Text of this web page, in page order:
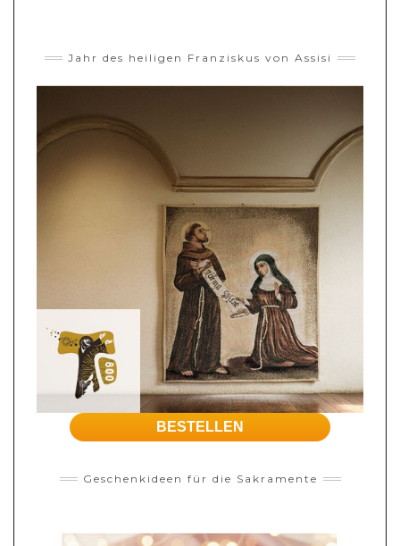
Jahr des heiligen Franziskus von Assisi
BESTELLEN
Geschenkideen für die Sakramente